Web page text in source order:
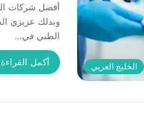
الخليج العربي
أفضل شركات
وبذلك عزيزي
الطبي في…
أكمل